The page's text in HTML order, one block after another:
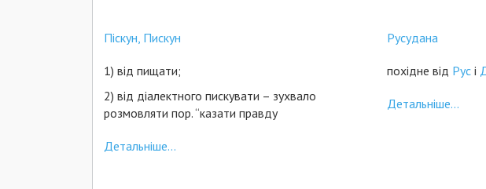
Піскун, Пискун
1) від пищати;
2) від діалектного пискувати – зухвало
розмовляти пор. “казати правду
Детальніше...
Русудана
похідне від Рус і
Детальніше...